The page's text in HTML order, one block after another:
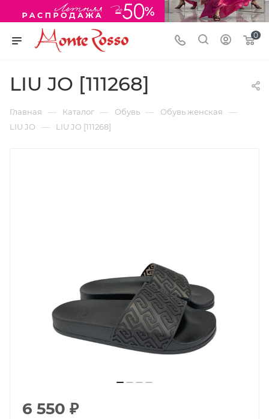
0
LIU JO [111268]
Главная — Каталог — Обувь — Обувь женская —
LIU JO — LIU JO [111268]
6 550 ₽